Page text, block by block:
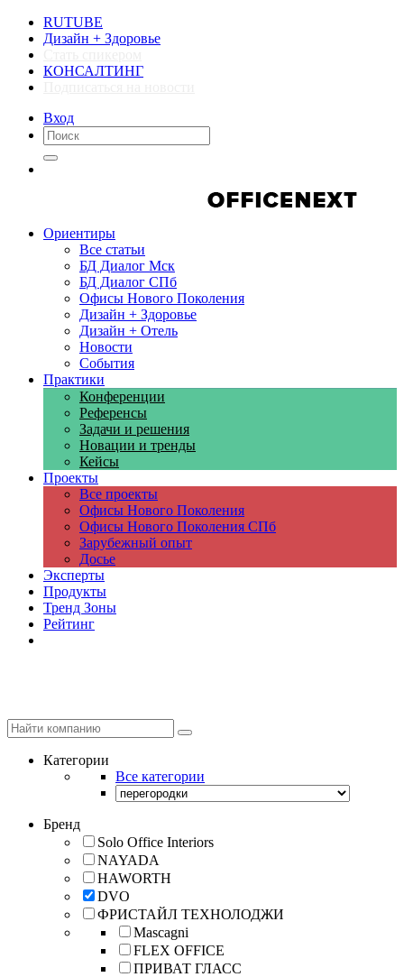
RUTUBE
Дизайн + Здоровье
КОНСАЛТИНГ
Вход
Ориентиры
Все статьи
БД Диалог Мск
БД Диалог СПб
Офисы Нового Поколения
Дизайн + Здоровье
Дизайн + Отель
Новости
События
Практики
Конференции
Референсы
Задачи и решения
Новации и тренды
Кейсы
Проекты
Все проекты
Офисы Нового Поколения
Офисы Нового Поколения СПб
Зарубежный опыт
Досье
Эксперты
Продукты
Тренд Зоны
Рейтинг
Категории
Все категории
Бренд
Solo Office Interiors
NAYADA
HAWORTH
DVO
ФРИСТАЙЛ ТЕХНОЛОДЖИ
Mascagni
FLEX OFFICE
ПРИВАТ ГЛАСС